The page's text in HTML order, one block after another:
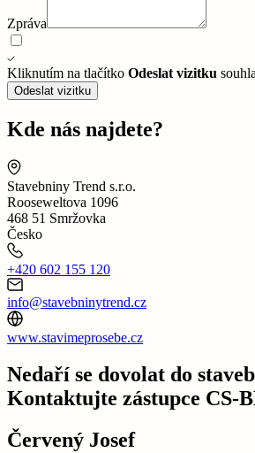
Zpráva
Kliknutím na tlačítko Odeslat vizitku
Odeslat vizitku
Kde nás najdete?
Stavebniny Trend s.r.o.
Rooseweltova 1096
468 51 Smržovka
Česko
+420 602 155 120
info@stavebninytrend.cz
www.stavimeprosebe.cz
Nedaří se dovolat do
Kontaktujte zástupce CS-
Červený Josef